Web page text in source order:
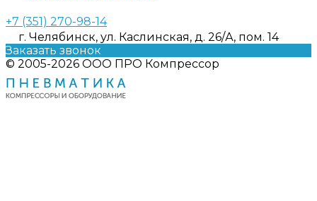
+7 (351) 270-98-14
г. Челябинск, ул. Каслинская, д. 26/А, пом. 14
Заказать звонок
© 2005-2026 ООО ПРО Компрессор